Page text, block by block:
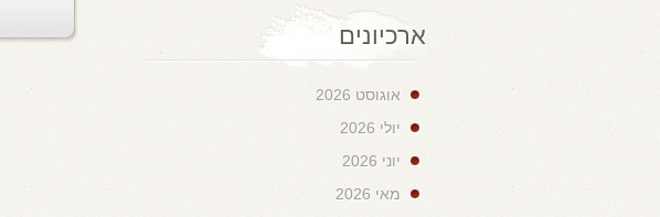
ארכיונים
אוגוסט 2026
יולי 2026
יוני 2026
מאי 2026